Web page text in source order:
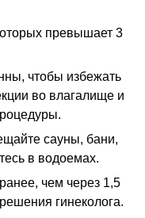
превышает 3
чтобы избежать
во влагалище и
сауны, бани,
в водоемах.
чем через 1,5
гинеколога.